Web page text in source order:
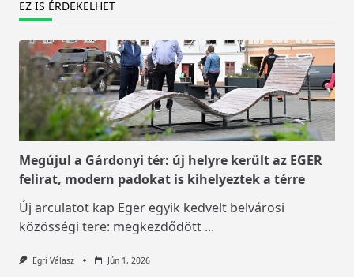
EZ IS ÉRDEKELHET
Megújul a Gárdonyi tér: új helyre került az EGER
felirat, modern padokat is kihelyeztek a térre
Új arculatot kap Eger egyik kedvelt belvárosi
közösségi tere: megkezdődött ...
Egri Válasz Jún 1, 2026